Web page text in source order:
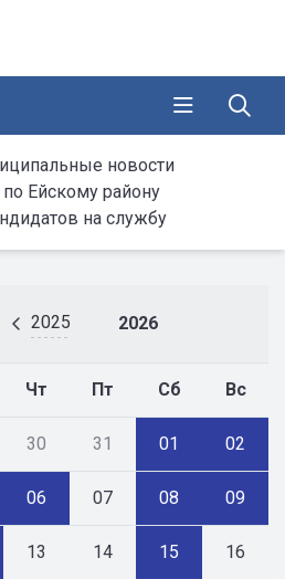
новости
Ейскому району
на службу
2025 2026
Чт Пт Сб Вс
30 31 01 02
06 07 08 09
13 14 15 16